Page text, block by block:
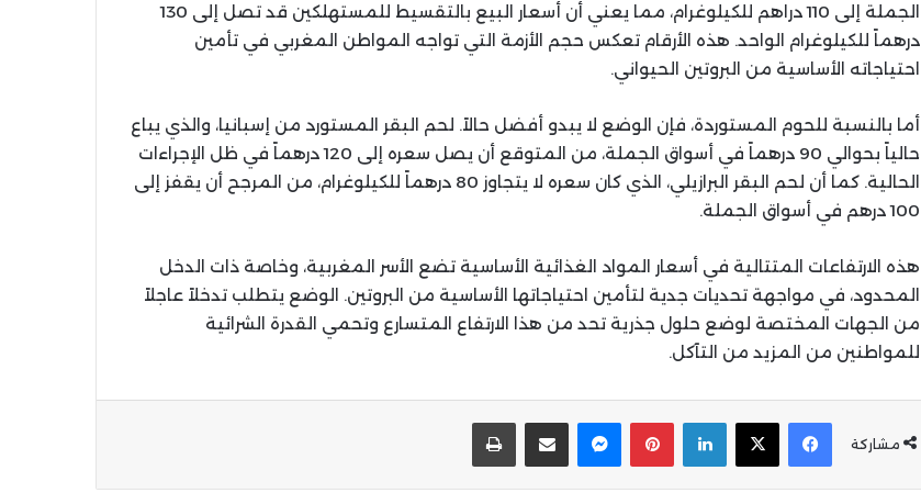
الجملة إلى 110 دراهم للكيلوغرام، مما يعني أن أسعار البيع بالتقسيط للمستهلكين قد تصل إلى 130
درهماً للكيلوغرام الواحد. هذه الأرقام تعكس حجم الأزمة التي تواجه المواطن المغربي في تأمين
احتياجاته الأساسية من البروتين الحيواني.
أما بالنسبة للحوم المستوردة، فإن الوضع لا يبدو أفضل حالاً. لحم البقر المستورد من إسبانيا، والذي يباع
حالياً بحوالي 90 درهماً في أسواق الجملة، من المتوقع أن يصل سعره إلى 120 درهماً في ظل الإجراءات
الحالية. كما أن لحم البقر البرازيلي، الذي كان سعره لا يتجاوز 80 درهماً للكيلوغرام، من المرجح أن يقفز إلى
100 درهم في أسواق الجملة.
هذه الارتفاعات المتتالية في أسعار المواد الغذائية الأساسية تضع الأسر المغربية، وخاصة ذات الدخل
المحدود، في مواجهة تحديات جدية لتأمين احتياجاتها الأساسية من البروتين. الوضع يتطلب تدخلاً عاجلاً
من الجهات المختصة لوضع حلول جذرية تحد من هذا الارتفاع المتسارع وتحمي القدرة الشرائية
للمواطنين من المزيد من التآكل.
مشاركة
Facebook
X
LinkedIn
Pinterest
Messengerالمشاركة عبر البريد الإلكترونياطبعها